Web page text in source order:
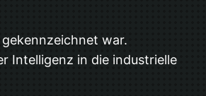
war.
Intelligenz in die industrielle